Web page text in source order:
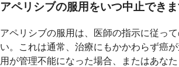
アペリシブの服用をいつ中止できま
アペリシブの服用は、医師の指示に従っ
い。これは通常、治療にもかかわらず癌
用が管理不能になった場合、またはあな